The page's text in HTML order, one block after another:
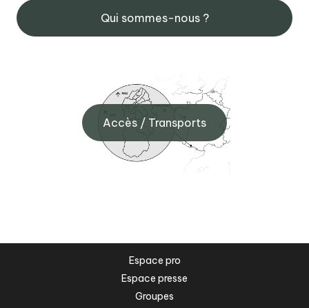
Qui sommes-nous ?
Accès / Transports
Espace pro
Espace presse
Groupes